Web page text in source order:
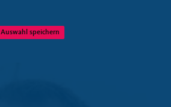
Auswahl speichern